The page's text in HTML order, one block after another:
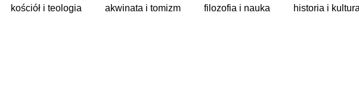
kościół i teologia akwinata i tomizm filozofia i nauka historia i kultura